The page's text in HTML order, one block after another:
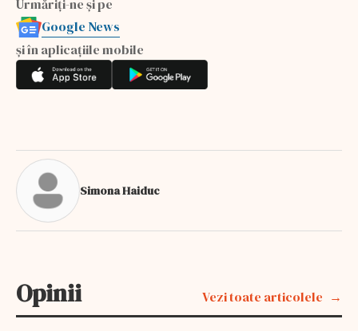
Urmăriți-ne și pe
Google News
și în aplicațiile mobile
Simona Haiduc
Opinii Vezi toate articolele